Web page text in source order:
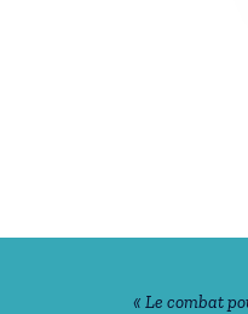
Notre
« Le combat